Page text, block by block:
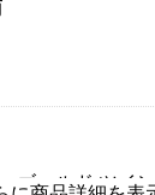
ーゴールド ツイ